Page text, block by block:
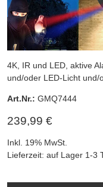
4K, IR und LED, aktive
und/oder LED-Licht und/
Art.Nr.: GMQ7444
239,99 €
Inkl. 19% MwSt.
Lieferzeit: auf Lager 1-3